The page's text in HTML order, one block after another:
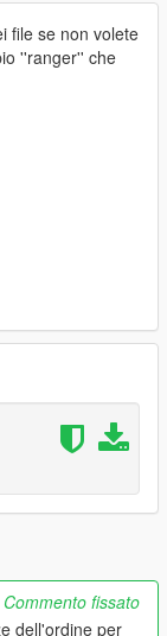
file se non volete
''ranger'' che
Commento fissato
dell'ordine per